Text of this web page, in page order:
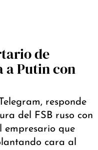
de
a Putin con
responde
del FSB ruso con
empresario que
cara al